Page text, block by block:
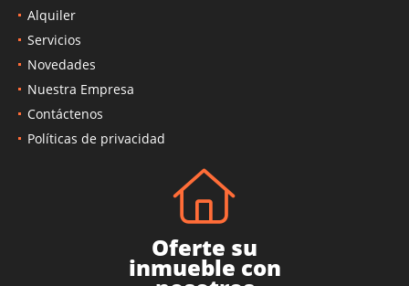
Alquiler
Servicios
Novedades
Nuestra Empresa
Contáctenos
Políticas de privacidad
Oferte su
inmueble con